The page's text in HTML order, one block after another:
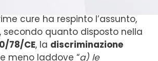
cure ha respinto l’assunto,
secondo quanto disposto nella
78/CE, la discriminazione
meno laddove “a) le